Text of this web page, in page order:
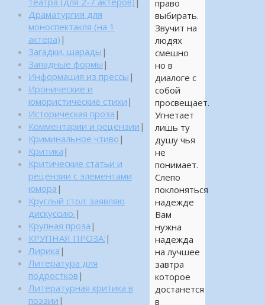
право
выбирать.
Звучит на
людях
смешно
но в
диалоге с
собой
просвещает.
Угнетает
лишь ту
душу чья
не
понимает.
Слепо
поклоняться
надежде
Вам
нужна
надежда
на лучшее
завтра
которое
достанется
в
Драматургия для
моноспектакля (на 1
актера) |
Загадки, шарады |
Западные формы |
Информация из прессы |
Иронические и
юмористические стихи |
Историческая проза |
Комментарии и рецензии |
Криминальное чтиво |
Критика |
Критические статьи и
рецензии с элементами
юмора |
Круглый стол: заявляю
дискуссию. |
Крупная проза |
КРУПНАЯ ПРОЗА: |
Лирика |
Литература для
подростков |
Литературная критика в
поэзии |